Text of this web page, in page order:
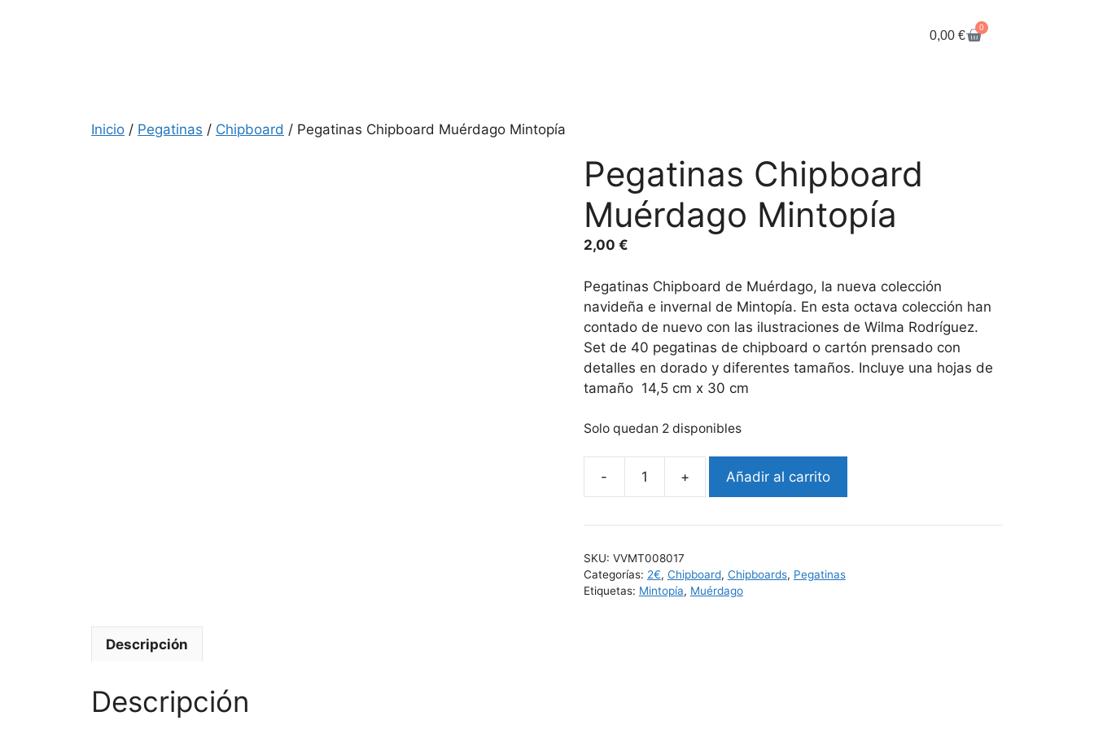
0,00 €
0
Inicio / Pegatinas / Chipboard / Pegatinas Chipboard Muérdago Mintopía
Pegatinas Chipboard
Muérdago Mintopía
2,00 €
Pegatinas Chipboard de Muérdago, la nueva colección
navideña e invernal de Mintopía. En esta octava colección han
contado de nuevo con las ilustraciones de Wilma Rodríguez.
Set de 40 pegatinas de chipboard o cartón prensado con
detalles en dorado y diferentes tamaños. Incluye una hojas de
tamaño 14,5 cm x 30 cm
Solo quedan 2 disponibles
Añadir al carrito
SKU: VVMT008017
Categorías: 2€, Chipboard, Chipboards, Pegatinas
Etiquetas: Mintopía, Muérdago
Descripción
Descripción